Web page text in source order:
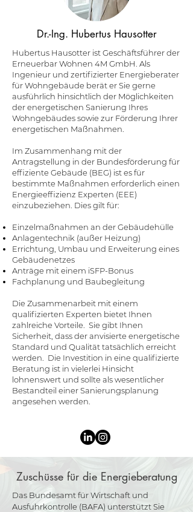
Dr.-Ing. Hubertus Hausotter
Hubertus Hausotter ist Geschäftsführer der
Erneuerbar Wohnen 4M GmbH. Als
Ingenieur und zertifizierter Energieberater
für Wohngebäude berät er Sie gerne
ausführlich hinsichtlich der Möglichkeiten
der energetischen Sanierung Ihres
Wohngebäudes sowie zur Förderung Ihrer
energetischen Maßnahmen.
Im Zusammenhang mit der
Antragstellung in der Bundesförderung für
effiziente Gebäude (BEG) ist es für
bestimmte Maßnahmen erforderlich einen
Energieeffizienz Experten (EEE)
einzubeziehen. Dies gilt für:
Einzelmaßnahmen an der Gebäudehülle
Anlagentechnik (außer Heizung)
Errichtung, Umbau und Erweiterung eines
Gebäudenetzes
Anträge mit einem iSFP-Bonus
Fachplanung und Baubegleitung​
Die Zusammenarbeit mit einem
qualifizierten Experten bietet Ihnen
zahlreiche Vorteile. Sie gibt Ihnen
Sicherheit, dass der anvisierte energetische
Standard und Qualität tatsächlich erreicht
werden. Die Investition in eine qualifizierte
Beratung ist in vielerlei Hinsicht
lohnenswert und sollte als wesentlicher
Bestandteil einer Sanierungsplanung
angesehen werden.
Zuschüsse für die Energieberatung
Das Bundesamt für Wirtschaft und
Ausfuhrkontrolle (BAFA) unterstützt Sie